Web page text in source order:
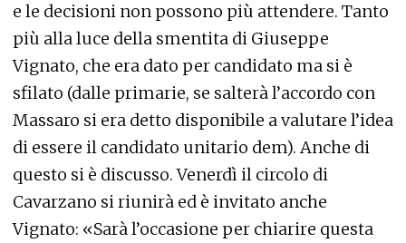
e le decisioni non possono più attendere. Tanto
più alla luce della smentita di Giuseppe
Vignato, che era dato per candidato ma si è
sfilato (dalle primarie, se salterà l’accordo con
Massaro si era detto disponibile a valutare l’idea
di essere il candidato unitario dem). Anche di
questo si è discusso. Venerdì il circolo di
Cavarzano si riunirà ed è invitato anche
Vignato: «Sarà l’occasione per chiarire questa